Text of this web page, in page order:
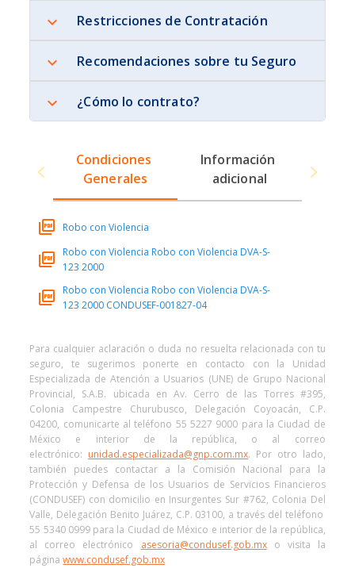
Restricciones de Contratación
Recomendaciones sobre tu Seguro
¿Cómo lo contrato?
Condiciones
Generales
Información
adicional
Robo con Violencia
Robo con Violencia Robo con Violencia DVA-S-
123 2000
Robo con Violencia Robo con Violencia DVA-S-
123 2000 CONDUSEF-001827-04
Para cualquier aclaración o duda no resuelta relacionada con tu
seguro, te sugerimos ponerte en contacto con la Unidad
Especializada de Atención a Usuarios (UNE) de Grupo Nacional
Provincial, S.A.B. ubicada en Av. Cerro de las Torres #395,
Colonia Campestre Churubusco, Delegación Coyoacán, C.P.
04200, comunicarte al teléfono 55 5227 9000 para la Ciudad de
México e interior de la república, o al correo
electrónico: unidad.especializada@gnp.com.mx. Por otro lado,
también puedes contactar a la Comisión Nacional para la
Protección y Defensa de los Usuarios de Servicios Financieros
(CONDUSEF) con domicilio en Insurgentes Sur #762, Colonia Del
Valle, Delegación Benito Juárez, C.P. 03100, a través del teléfono
55 5340 0999 para la Ciudad de México e interior de la república,
al correo electrónico asesoria@condusef.gob.mxo visita la
páginawww.condusef.gob.mx